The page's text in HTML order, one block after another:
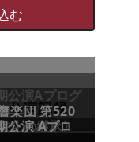
公演記録